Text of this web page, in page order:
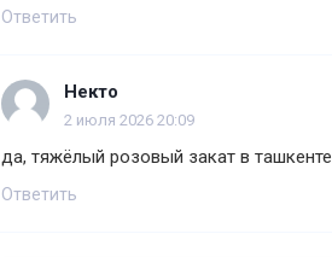
Ответить
Некто
2 июля 2026 20:09
да, тяжёлый розовый закат в
Ответить